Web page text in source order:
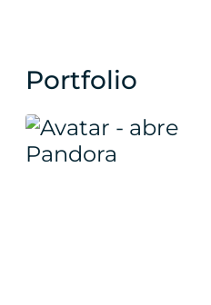
Portfolio